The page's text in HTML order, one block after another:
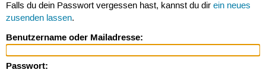
Falls du dein Passwort vergessen hast, kannst du dir ein neues
zusenden lassen.
Benutzername oder Mailadresse:
Passwort: